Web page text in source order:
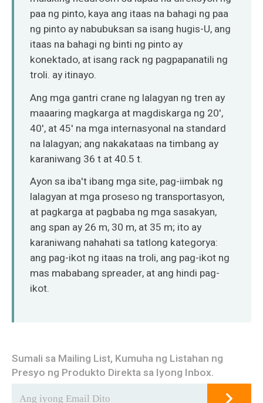
paa ng pinto, kaya ang itaas na bahagi ng paa
ng pinto ay nabubuksan sa isang hugis-U, ang
itaas na bahagi ng binti ng pinto ay
konektado, at isang rack ng pagpapanatili ng
troli. ay itinayo.
Ang mga gantri crane ng lalagyan ng tren ay
maaaring magkarga at magdiskarga ng 20',
40', at 45' na mga internasyonal na standard
na lalagyan; ang nakakataas na timbang ay
karaniwang 36 t at 40.5 t.
Ayon sa iba't ibang mga site, pag-iimbak ng
lalagyan at mga proseso ng transportasyon,
at pagkarga at pagbaba ng mga sasakyan,
ang span ay 26 m, 30 m, at 35 m; ito ay
karaniwang nahahati sa tatlong kategorya:
ang pag-ikot ng itaas na troli, ang pag-ikot ng
mas mababang spreader, at ang hindi pag-
ikot.
Sumali sa Mailing List, Kumuha ng Listahan ng
Presyo ng Produkto Direkta sa Iyong Inbox.